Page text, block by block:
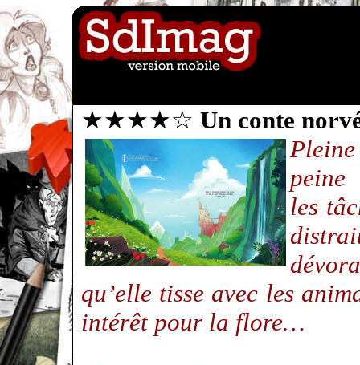
★★★★☆ Un conte
les
qu’elle tisse avec les
intérêt pour la flore…